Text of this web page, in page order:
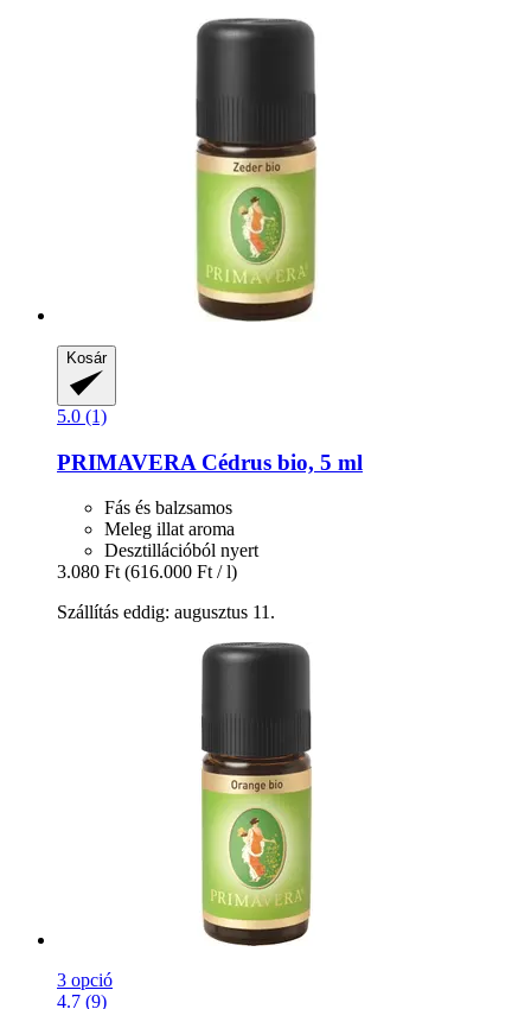
Kosár
5.0 (1)
PRIMAVERA Cédrus bio, 5 ml
Fás és balzsamos
Meleg illat aroma
Desztillációból nyert
3.080 Ft (616.000 Ft / l)
Szállítás eddig: augusztus 11.
3 opció
4.7 (9)